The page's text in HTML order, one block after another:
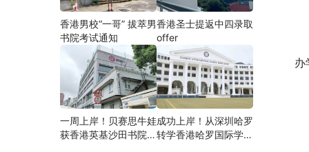
办
香港男校“一哥” 拔萃男
书院考试通知
香港圣士提返中四录取
offer
一周上岸！贝赛思牛娃
获香港英基沙田书院录
成功上岸！从深圳哈罗
转学香港哈罗国际学